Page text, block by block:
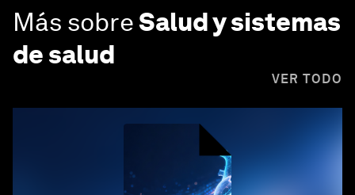
Más sobreSalud y sistemas
de salud
VER TODO